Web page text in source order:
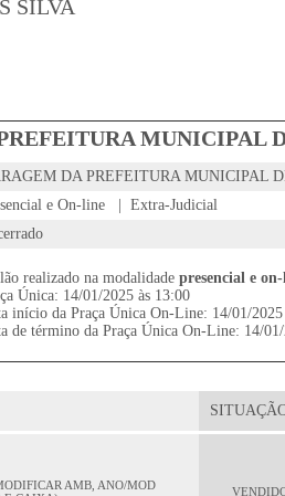
SILVA
MUNICIPAL
DA PREFEITURA MUNICIPAL
e On-line | Extra-Judicial
realizado na modalidade presencial e
Única: 14/01/2025 às 13:00
início da Praça Única On-Line: 14/01/2025
de término da Praça Única On-Line: 14/
AMB, ANO/MOD